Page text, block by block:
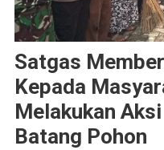
Satgas
Kepada
Melakukan
Batang Pohon